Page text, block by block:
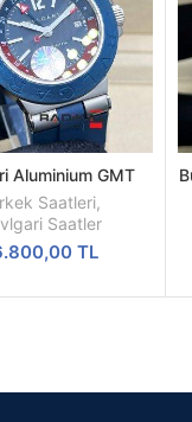
SEPETE
EKLE
Aluminium GMT
Kol Saati
Saatleri,
Saatler
TL